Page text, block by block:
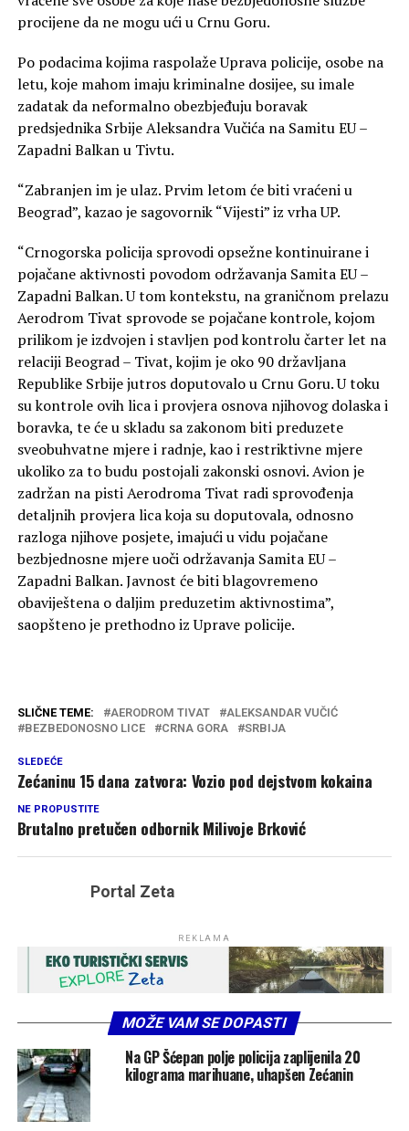
procijene da ne mogu ući u Crnu Goru.
Po podacima kojima raspolaže Uprava policije, osobe na
letu, koje mahom imaju kriminalne dosijee, su imale
zadatak da neformalno obezbjeđuju boravak
predsjednika Srbije Aleksandra Vučića na Samitu EU –
Zapadni Balkan u Tivtu.
“Zabranjen im je ulaz. Prvim letom će biti vraćeni u
Beograd”, kazao je sagovornik “Vijesti” iz vrha UP.
“Crnogorska policija sprovodi opsežne kontinuirane i
pojačane aktivnosti povodom održavanja Samita EU –
Zapadni Balkan. U tom kontekstu, na graničnom prelazu
Aerodrom Tivat sprovode se pojačane kontrole, kojom
prilikom je izdvojen i stavljen pod kontrolu čarter let na
relaciji Beograd – Tivat, kojim je oko 90 državljana
Republike Srbije jutros doputovalo u Crnu Goru. U toku
su kontrole ovih lica i provjera osnova njihovog dolaska i
boravka, te će u skladu sa zakonom biti preduzete
sveobuhvatne mjere i radnje, kao i restriktivne mjere
ukoliko za to budu postojali zakonski osnovi. Avion je
zadržan na pisti Aerodroma Tivat radi sprovođenja
detaljnih provjera lica koja su doputovala, odnosno
razloga njihove posjete, imajući u vidu pojačane
bezbjednosne mjere uoči održavanja Samita EU –
Zapadni Balkan. Javnost će biti blagovremeno
obaviještena o daljim preduzetim aktivnostima”,
saopšteno je prethodno iz Uprave policije.
SLIČNE TEME: AERODROM TIVAT
ALEKSANDAR VUČIĆ
BEZBEDONOSNO LICE
CRNA GORA SRBIJA
SLEDEĆE
Zećaninu 15 dana zatvora: Vozio pod dejstvom kokaina
NE PROPUSTITE
Brutalno pretučen odbornik Milivoje Brković
Portal Zeta
REKLAMA
MOŽE VAM SE DOPASTI
Na GP Šćepan polje policija zaplijenila 20
kilograma marihuane, uhapšen Zećanin